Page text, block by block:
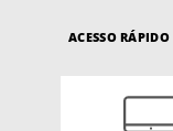
ACESSO RÁPIDO